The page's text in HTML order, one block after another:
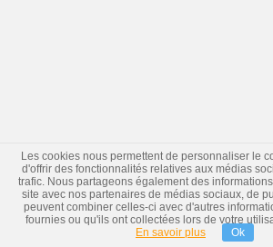
Les cookies nous permettent de personnaliser le
d'offrir des fonctionnalités relatives aux médias
trafic. Nous partageons également des
site avec nos partenaires de médias sociaux, de
peuvent combiner celles-ci avec d'autres
fournies ou qu'ils ont collectées lors de votre
En savoir plus
Ok